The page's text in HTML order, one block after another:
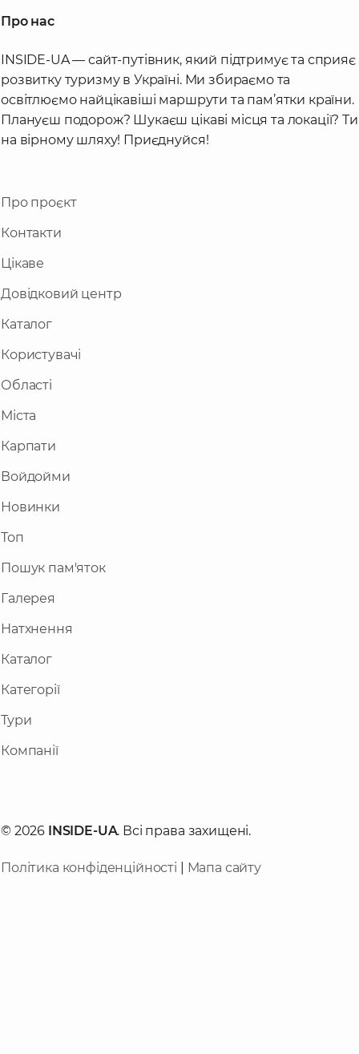
Про нас
INSIDE-UA — сайт-путівник, який підтримує та сприяє
розвитку туризму в Україні. Ми збираємо та
освітлюємо найцікавіші маршрути та пам’ятки країни.
Плануєш подорож? Шукаєш цікаві місця та локації? Ти
на вірному шляху! Приєднуйся!
Про проєкт
Контакти
Цікаве
Довідковий центр
Каталог
Користувачі
Області
Міста
Карпати
Войдойми
Новинки
Топ
Пошук пам'яток
Галерея
Натхнення
Каталог
Категорії
Тури
Компанії
© 2026 INSIDE-UA. Всі права захищені.
Політика конфіденційності Мапа сайту